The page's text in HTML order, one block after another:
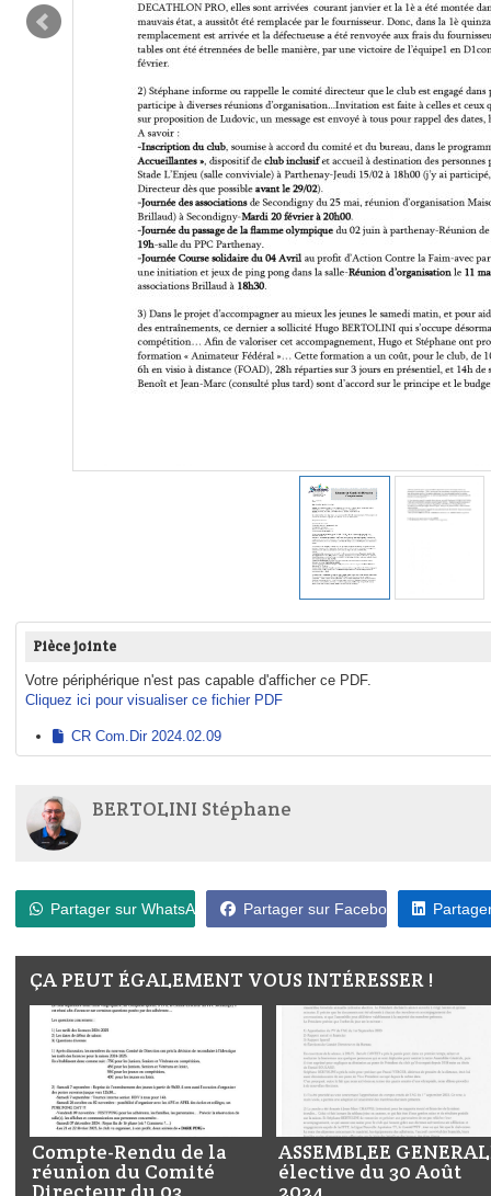
Pièce jointe
Votre périphérique n'est pas capable d'afficher ce PDF.
Cliquez ici pour visualiser ce fichier PDF
CR Com.Dir 2024.02.09
BERTOLINI Stéphane
Partager sur WhatsApp Partager sur Facebook
ÇA PEUT ÉGALEMENT VOUS INTÉRESSER !
Compte-Rendu de la
réunion du Comité
Directeur du 03
ASSEMBLEE
élective du 30 Août
2024